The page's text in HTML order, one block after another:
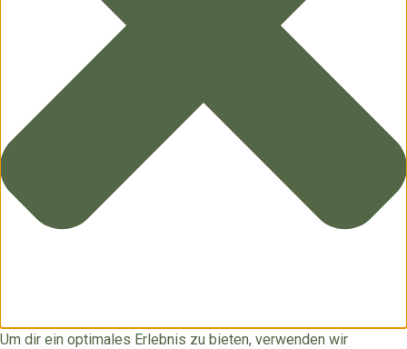
Um dir ein optimales Erlebnis zu bieten, verwenden wir